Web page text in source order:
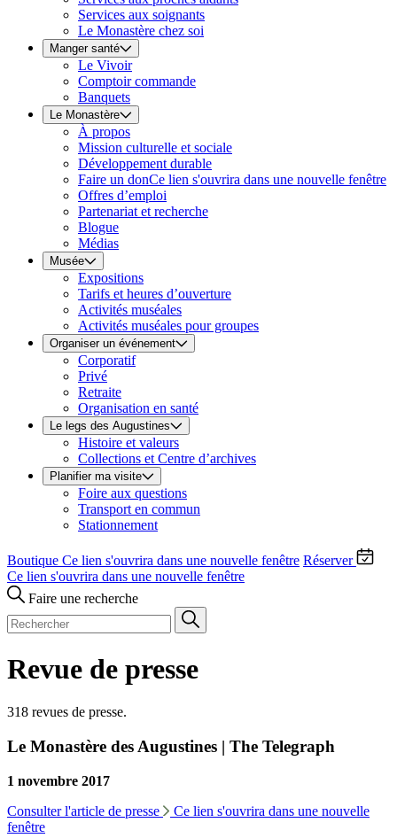
Services aux soignants
Le Monastère chez soi
Manger santé
Le Vivoir
Comptoir commande
Banquets
Le Monastère
À propos
Mission culturelle et sociale
Développement durable
Faire un donCe lien s'ouvrira dans une nouvelle fenêtre
Offres d’emploi
Partenariat et recherche
Blogue
Médias
Musée
Expositions
Tarifs et heures d’ouverture
Activités muséales
Activités muséales pour groupes
Organiser un événement
Corporatif
Privé
Retraite
Organisation en santé
Le legs des Augustines
Histoire et valeurs
Collections et Centre d’archives
Planifier ma visite
Foire aux questions
Transport en commun
Stationnement
Boutique Ce lien s'ouvrira dans une nouvelle fenêtre Réserver
Ce lien s'ouvrira dans une nouvelle fenêtre
Faire une recherche
Revue de presse
318 revues de presse.
Le Monastère des Augustines | The Telegraph
1 novembre 2017
Consulter l'article de presse
Ce lien s'ouvrira dans une nouvelle
fenêtre